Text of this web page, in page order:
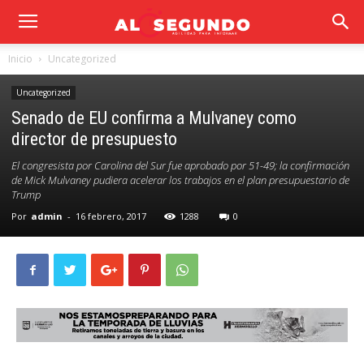
Inicio Uncategorized
Uncategorized
Senado de EU confirma a Mulvaney como
director de presupuesto
El congresista por Carolina del Sur fue aprobado por 51-49; la confirmación
de Mick Mulvaney pudiera acelerar los trabajos en el plan presupuestario de
Trump
Por admin - 16 febrero, 2017 1288 0